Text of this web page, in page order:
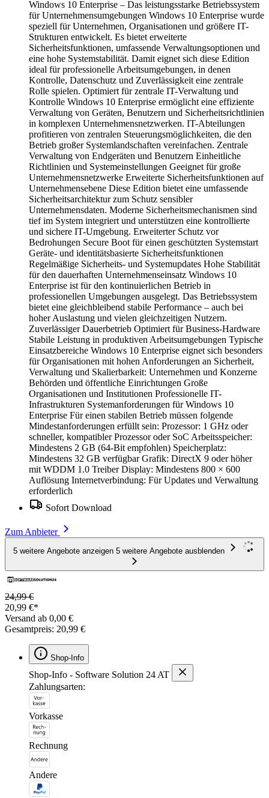
Windows 10 Enterprise – Das leistungsstarke Betriebssystem
für Unternehmensumgebungen Windows 10 Enterprise wurde
speziell für Unternehmen, Organisationen und größere IT-
Strukturen entwickelt. Es bietet erweiterte
Sicherheitsfunktionen, umfassende Verwaltungsoptionen und
eine hohe Systemstabilität. Damit eignet sich diese Edition
ideal für professionelle Arbeitsumgebungen, in denen
Kontrolle, Datenschutz und Zuverlässigkeit eine zentrale
Rolle spielen. Optimiert für zentrale IT-Verwaltung und
Kontrolle Windows 10 Enterprise ermöglicht eine effiziente
Verwaltung von Geräten, Benutzern und Sicherheitsrichtlinien
in komplexen Unternehmensnetzwerken. IT-Abteilungen
profitieren von zentralen Steuerungsmöglichkeiten, die den
Betrieb großer Systemlandschaften vereinfachen. Zentrale
Verwaltung von Endgeräten und Benutzern Einheitliche
Richtlinien und Systemeinstellungen Geeignet für große
Unternehmensnetzwerke Erweiterte Sicherheitsfunktionen auf
Unternehmensebene Diese Edition bietet eine umfassende
Sicherheitsarchitektur zum Schutz sensibler
Unternehmensdaten. Moderne Sicherheitsmechanismen sind
tief im System integriert und unterstützen eine kontrollierte
und sichere IT-Umgebung. Erweiterter Schutz vor
Bedrohungen Secure Boot für einen geschützten Systemstart
Geräte- und identitätsbasierte Sicherheitsfunktionen
Regelmäßige Sicherheits- und Systemupdates Hohe Stabilität
für den dauerhaften Unternehmenseinsatz Windows 10
Enterprise ist für den kontinuierlichen Betrieb in
professionellen Umgebungen ausgelegt. Das Betriebssystem
bietet eine gleichbleibend stabile Performance – auch bei
hoher Auslastung und vielen gleichzeitigen Nutzern.
Zuverlässiger Dauerbetrieb Optimiert für Business-Hardware
Stabile Leistung in produktiven Arbeitsumgebungen Typische
Einsatzbereiche Windows 10 Enterprise eignet sich besonders
für Organisationen mit hohen Anforderungen an Sicherheit,
Verwaltung und Skalierbarkeit: Unternehmen und Konzerne
Behörden und öffentliche Einrichtungen Große
Organisationen und Institutionen Professionelle IT-
Infrastrukturen Systemanforderungen für Windows 10
Enterprise Für einen stabilen Betrieb müssen folgende
Mindestanforderungen erfüllt sein: Prozessor: 1 GHz oder
schneller, kompatibler Prozessor oder SoC Arbeitsspeicher:
Mindestens 2 GB (64-Bit empfohlen) Speicherplatz:
Mindestens 32 GB verfügbar Grafik: DirectX 9 oder höher
mit WDDM 1.0 Treiber Display: Mindestens 800 × 600
Auflösung Internetverbindung: Für Updates und Verwaltung
erforderlich
Sofort Download
Zum Anbieter
5 weitere Angebote anzeigen 5 weitere Angebote ausblenden
24,99 €
20,99 €*
Versand ab 0,00 €
Gesamtpreis: 20,99 €
Shop-Info
Shop-Info - Software Solution 24 AT
Zahlungsarten:
Vorkasse
Rechnung
Andere